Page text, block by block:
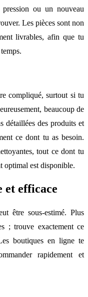
ou un nouveau
Les pièces sont non
livrables, afin que tu
compliqué, surtout si tu
beaucoup de
détaillées des produits et
ce dont tu as besoin.
tout ce dont tu
optimal est disponible.
et efficace
être sous-estimé. Plus
; trouve exactement ce
boutiques en ligne te
rapidement et